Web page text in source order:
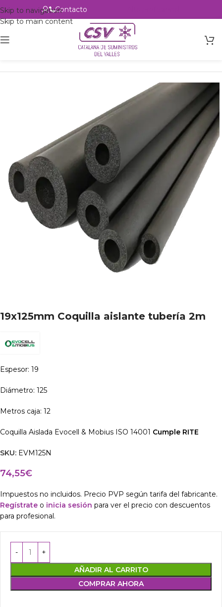
Skip to navigation
Skip to main content
Contacto
Accesorios Aislante
19x125mm Coquilla aislante tubería 2m
Espesor: 19
Diámetro: 125
Metros caja: 12
Coquilla Aislada Evocell & Mobius ISO 14001 Cumple RITE
SKU: EVM125N
74,55€
Impuestos no incluidos. Precio PVP según tarifa del fabricante.
Regístrate o inicia sesión para ver el precio con descuentos
para profesional.
AÑADIR AL CARRITO
COMPRAR AHORA